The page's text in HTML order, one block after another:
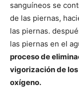
sanguíneos se
de las piernas,
las piernas.
las piernas en el
proceso de
vigorización de
oxígeno.